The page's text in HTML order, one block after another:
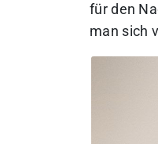
für den
man sich